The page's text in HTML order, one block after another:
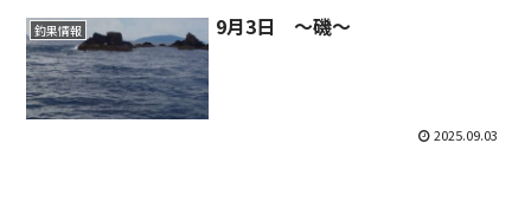
釣果情報 9月3日 ～磯～
2025.09.03